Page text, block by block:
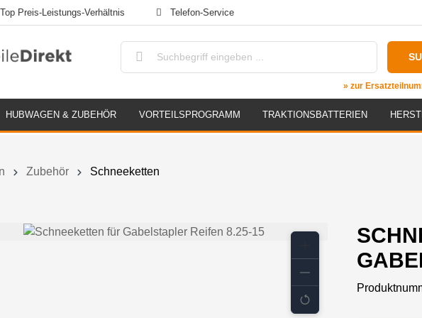
Top Preis-Leistungs-Verhältnis Telefon-Service
» zur
HUBWAGEN & ZUBEHÖR VORTEILSPROGRAMM TRAKTIONSBATTERIEN
Zubehör Schneeketten